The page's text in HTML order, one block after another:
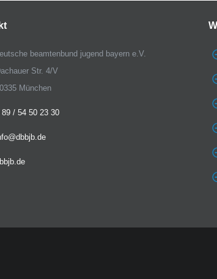
beamtenbund jugend bayern e.V.
Str. 4/V
München
89 / 54 50 23 30